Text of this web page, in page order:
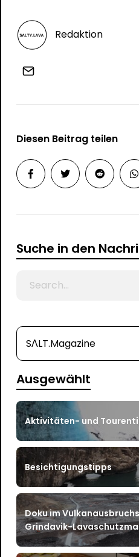
Redaktion
Diesen Beitrag teilen
Suche in den
SΛLT.Magazine
Ausgewählt
Aktivitäten- und
Besichtigungstipps
Doku im
Grindavik-